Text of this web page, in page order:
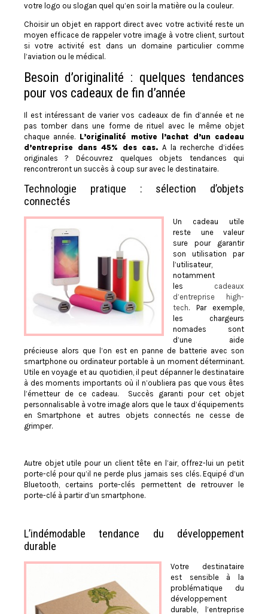
votre logo ou slogan quel qu’en soir la matière ou la couleur.
Choisir un objet en rapport direct avec votre activité reste un
moyen efficace de rappeler votre image à votre client, surtout
si votre activité est dans un domaine particulier comme
l’aviation ou le médical.
Besoin d’originalité : quelques tendances
pour vos cadeaux de fin d’année
Il est intéressant de varier vos cadeaux de fin d’année et ne
pas tomber dans une forme de rituel avec le même objet
chaque année. L’originalité motive l’achat d’un cadeau
d’entreprise dans 45% des cas. A la recherche d’idées
originales ? Découvrez quelques objets tendances qui
rencontreront un succès à coup sur avec le destinataire.
Technologie pratique : sélection d’objets
connectés
Un cadeau utile
reste une valeur
sure pour garantir
son utilisation par
l’utilisateur,
notamment
les cadeaux
d’entreprise high-
tech. Par exemple,
les chargeurs
nomades sont
d’une aide
précieuse alors que l’on est en panne de batterie avec son
smartphone ou ordinateur portable à un moment déterminant.
Utile en voyage et au quotidien, il peut dépanner le destinataire
à des moments importants où il n’oubliera pas que vous êtes
l’émetteur de ce cadeau. Succès garanti pour cet objet
personnalisable à votre image alors que le taux d’équipements
en Smartphone et autres objets connectés ne cesse de
grimper.
Autre objet utile pour un client tête en l’air, offrez-lui un petit
porte-clé pour qu’il ne perde plus jamais ses clés. Equipé d’un
Bluetooth, certains porte-clés permettent de retrouver le
porte-clé à partir d’un smartphone.
L’indémodable tendance du développement
durable
Votre destinataire
est sensible à la
problématique du
développement
durable, l’entreprise